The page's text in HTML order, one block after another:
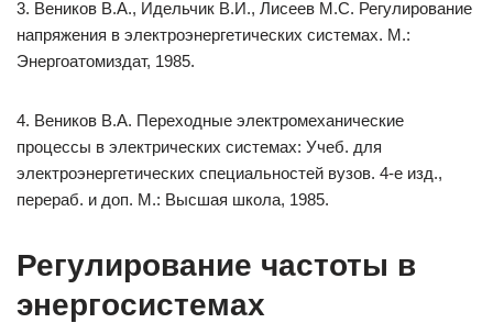
3. Веников В.А., Идельчик В.И., Лисеев М.С. Регулирование
напряжения в электроэнергетических системах. М.:
Энергоатомиздат, 1985.
4. Веников В.А. Переходные электромеханические
процессы в электрических системах: Учеб. для
электроэнергетических специальностей вузов. 4-е изд.,
перераб. и доп. М.: Высшая школа, 1985.
Регулирование частоты в
энергосистемах